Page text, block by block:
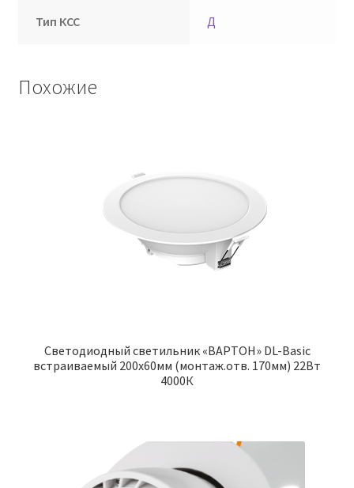
Тип КСС Д
Похожие
Светодиодный светильник «ВАРТОН» DL-Basic
встраиваемый 200х60мм (монтаж.отв. 170мм) 22Вт
4000К